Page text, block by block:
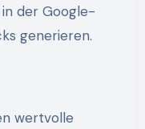
in der Google-
generieren.
wertvolle